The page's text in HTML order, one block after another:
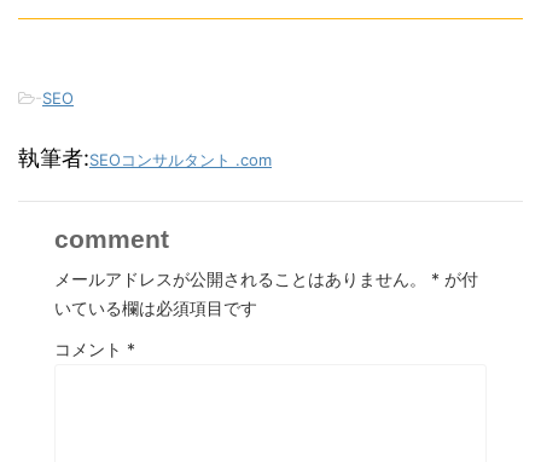
-SEO
執筆者:SEOコンサルタント .com
comment
メールアドレスが公開されることはありません。 * が付
いている欄は必須項目です
コメント *